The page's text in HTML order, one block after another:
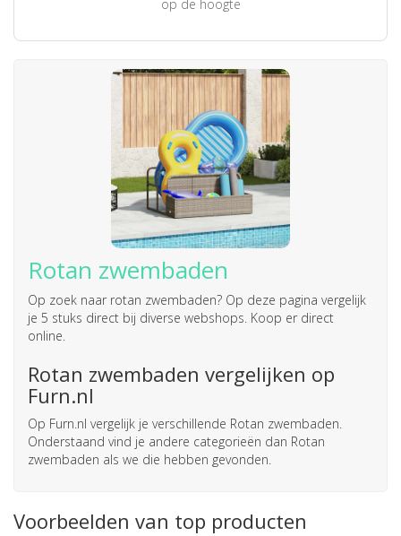
op de hoogte
Rotan zwembaden
Op zoek naar rotan zwembaden? Op deze pagina vergelijk
je 5 stuks direct bij diverse webshops. Koop er direct
online.
Rotan zwembaden vergelijken op
Furn.nl
Op Furn.nl vergelijk je verschillende Rotan zwembaden.
Onderstaand vind je andere categorieën dan Rotan
zwembaden als we die hebben gevonden.
Voorbeelden van top producten